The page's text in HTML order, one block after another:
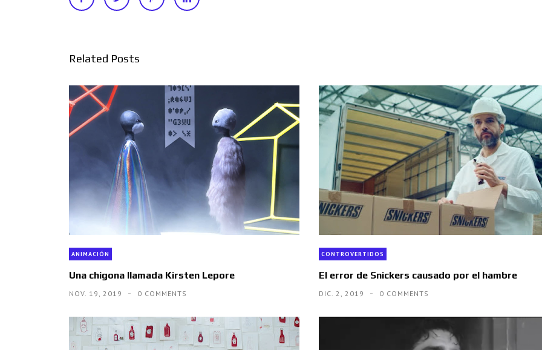
Related Posts
ANIMACIÓN
Una chigona llamada Kirsten Lepore
NOV. 19, 2019 0 COMMENTS
CONTROVERTIDOS
El error de Snickers causado por el hambre
DIC. 2, 2019 0 COMMENTS